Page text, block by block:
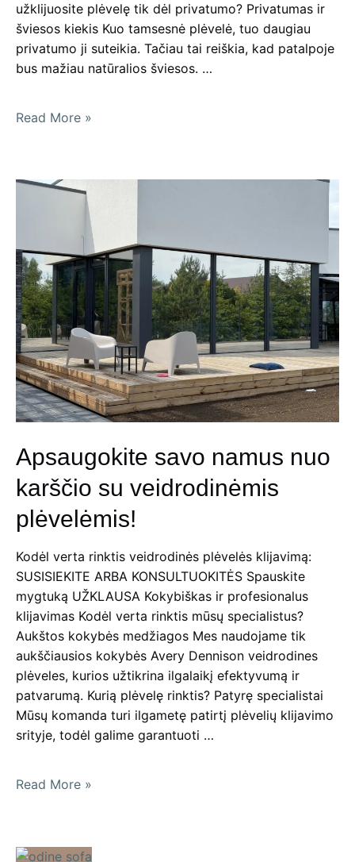
užklijuosite plėvelę tik dėl privatumo? Privatumas ir
šviesos kiekis Kuo tamsesnė plėvelė, tuo daugiau
privatumo ji suteikia. Tačiau tai reiškia, kad patalpoje
bus mažiau natūralios šviesos. …
Veidrodinė
ar
Read More »
Apsaugokite savo namus nuo
karščio su veidrodinėmis
plėvelėmis!
Kodėl verta rinktis veidrodinės plėvelės klijavimą:
SUSISIEKITE ARBA KONSULTUOKITĖS Spauskite
mygtuką UŽKLAUSA Kokybiškas ir profesionalus
klijavimas Kodėl verta rinktis mūsų specialistus?
Aukštos kokybės medžiagos Mes naudojame tik
aukščiausios kokybės Avery Dennison veidrodines
plėveles, kurios užtikrina ilgalaikį efektyvumą ir
patvarumą. Kurią plėvelę rinktis? Patyrę specialistai
Mūsų komanda turi ilgametę patirtį plėvelių klijavimo
srityje, todėl galime garantuoti …
Apsaugokite
nuo
Read More »